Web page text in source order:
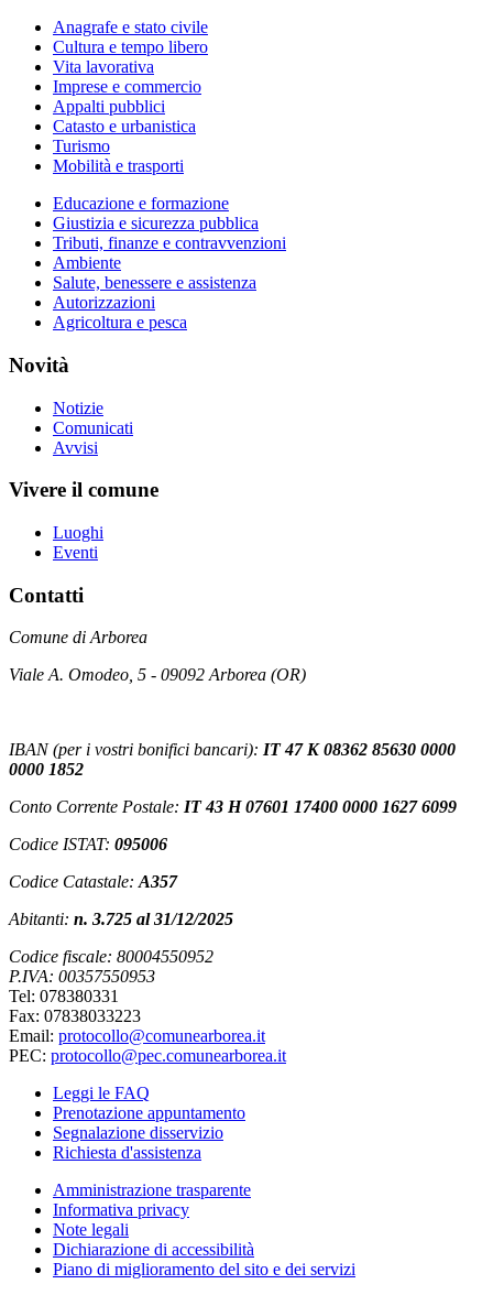
Anagrafe e stato civile
Cultura e tempo libero
Vita lavorativa
Imprese e commercio
Appalti pubblici
Catasto e urbanistica
Turismo
Mobilità e trasporti
Educazione e formazione
Giustizia e sicurezza pubblica
Tributi, finanze e contravvenzioni
Ambiente
Salute, benessere e assistenza
Autorizzazioni
Agricoltura e pesca
Novità
Notizie
Comunicati
Avvisi
Vivere il comune
Luoghi
Eventi
Contatti
Comune di Arborea
Viale A. Omodeo, 5 - 09092 Arborea (OR)
IBAN (per i vostri bonifici bancari): IT 47 K 08362 85630 0000
0000 1852
Conto Corrente Postale: IT 43 H 07601 17400 0000 1627 6099
Codice ISTAT: 095006
Codice Catastale:A357
Abitanti: n. 3.725 al 31/12/2025
Codice fiscale: 80004550952
P.IVA: 00357550953
Tel: 078380331
Fax: 07838033223
Email: protocollo@comunearborea.it
PEC: protocollo@pec.comunearborea.it
Leggi le FAQ
Prenotazione appuntamento
Segnalazione disservizio
Richiesta d'assistenza
Amministrazione trasparente
Informativa privacy
Note legali
Dichiarazione di accessibilità
Piano di miglioramento del sito e dei servizi